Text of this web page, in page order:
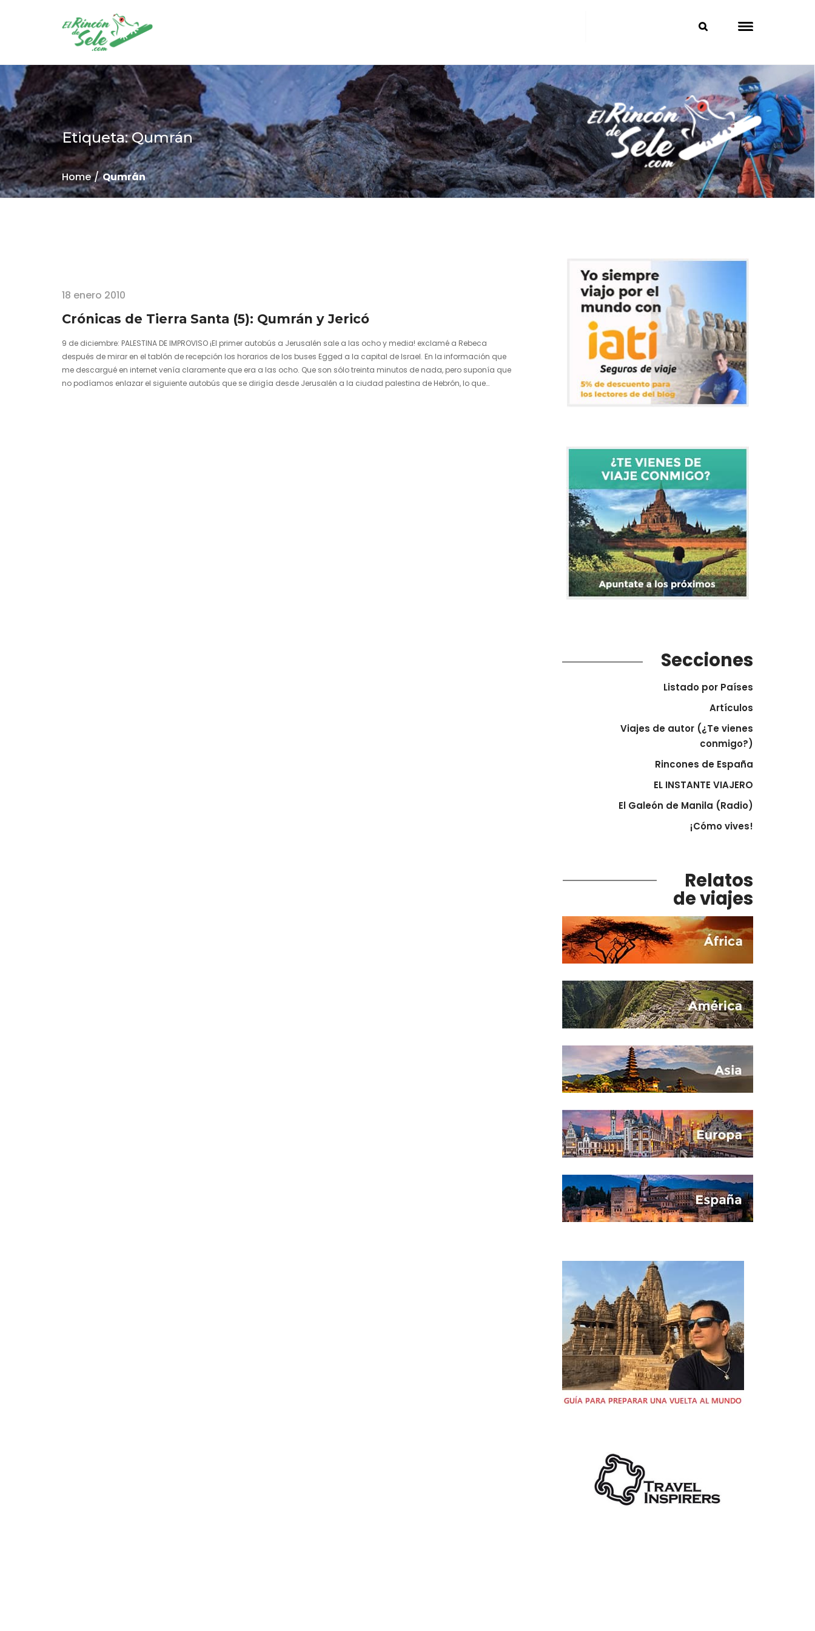
Etiqueta: Qumrán
Home Qumrán
18 enero 2010
Crónicas de Tierra Santa (5): Qumrán y Jericó
9 de diciembre: PALESTINA DE IMPROVISO ¡El primer autobús a Jerusalén sale a las ocho y media! exclamé a Rebeca
después de mirar en el tablón de recepción los horarios de los buses Egged a la capital de Israel. En la información que
me descargué en internet venía claramente que era a las ocho. Que son sólo treinta minutos de nada, pero suponía que
no podíamos enlazar el siguiente autobús que se dirigía desde Jerusalén a la ciudad palestina de Hebrón, lo que
Secciones
Listado por Países
Artículos
Viajes de autor (¿Te vienes
conmigo?)
Rincones de España
EL INSTANTE VIAJERO
El Galeón de Manila (Radio)
¡Cómo vives!
Relatos
de viajes